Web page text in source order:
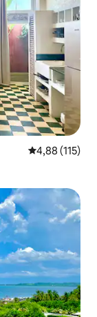
4,88 de uma
4,88 (115)